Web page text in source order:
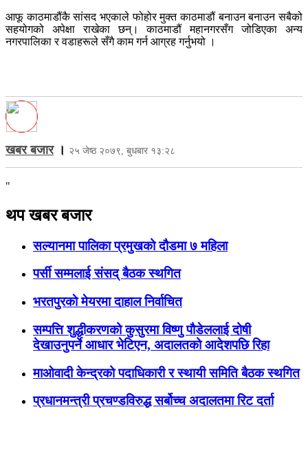
आफू काठमाडौंकै सांसद भएकाले फोहोर मुक्त काठमाडौं बनाउन बनाउन सबैको
सहयोगको अपेक्षा राखेका छन्। काठमाडौं महानगरसँग जोडिएका अन्य
नगरपालिका र वडाहरूले सँगै काम गर्न आग्रह गर्नुभयो ।
खबर बजार। २५ जेष्ठ २०७९, बुधबार १३:२८
"
थप खबर बजार
सल्यानमा पालिका प्रमुखको दौडमा ७ महिला
पर्सी सम्मलाई संसद् बैठक स्थगित
भरतपुरकाे मेयरमा दाहाल निर्वाचित
सम्पत्ति शुद्धीकरणको कुसुरमा विष्णु पौडेललाई दोषी
देखाउनुपर्ने आधार भेटिएन, अदालतको आदेशपछि रिहा
माओवादी केन्द्रको पदाधिकारी र स्थायी समिति बैठक स्थगित
प्रधानमन्त्री प्रचण्डविरुद्ध सर्बोच्च अदालतमा रिट दर्ता